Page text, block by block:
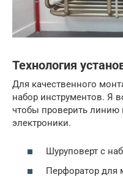
Технология
Для качественного
набор инструментов. Я
чтобы проверить
электроники.
Шуруповерт с
Перфоратор для